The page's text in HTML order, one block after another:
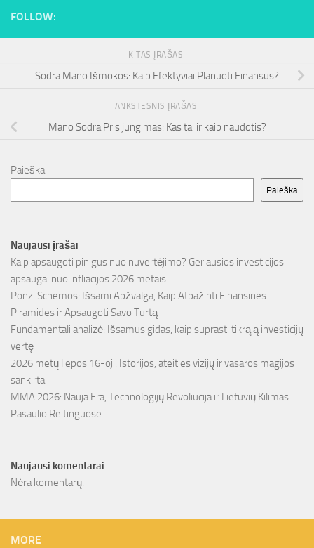
FOLLOW:
KITAS ĮRAŠAS
Sodra Mano Išmokos: Kaip Efektyviai Planuoti Finansus?
ANKSTESNIS ĮRAŠAS
Mano Sodra Prisijungimas: Kas tai ir kaip naudotis?
Paieška
Paieška
Naujausi įrašai
Kaip apsaugoti pinigus nuo nuvertėjimo? Geriausios investicijos
apsaugai nuo infliacijos 2026 metais
Ponzi Schemos: Išsami Apžvalga, Kaip Atpažinti Finansines
Piramides ir Apsaugoti Savo Turtą
Fundamentali analizė: Išsamus gidas, kaip suprasti tikrąją investicijų
vertę
2026 metų liepos 16-oji: Istorijos, ateities vizijų ir vasaros magijos
sankirta
MMA 2026: Nauja Era, Technologijų Revoliucija ir Lietuvių Kilimas
Pasaulio Reitinguose
Naujausi komentarai
Nėra komentarų.
MORE